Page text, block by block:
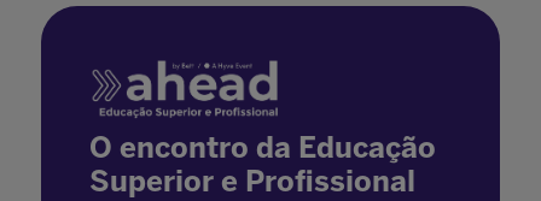
O encontro da Educação
Superior e Profissional